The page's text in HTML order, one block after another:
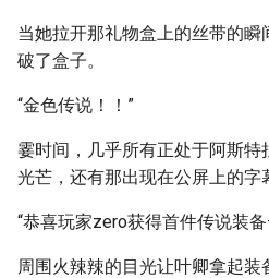
当她拉开那礼物盒上的丝带的
破了盒子。
“金色传说！！”
霎时间，几乎所有正处于阿斯
光芒，还有那出现在公屏上的字
“恭喜玩家zero获得首件传说装
周围火辣辣的目光让叶卿拿起